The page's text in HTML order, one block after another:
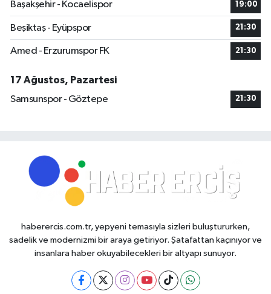
Başakşehir - Kocaelispor
19:00
Beşiktaş - Eyüpspor 21:30
Amed - Erzurumspor FK 21:30
17 Ağustos, Pazartesi
Samsunspor - Göztepe
21:30
haberercis.com.tr, yepyeni temasıyla sizleri buluştururken,
sadelik ve modernizmi bir araya getiriyor. Şatafattan kaçınıyor ve
insanlara haber okuyabilecekleri bir altyapı sunuyor.